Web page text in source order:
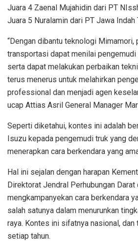
Juara 4 Zaenal Mujahidin dari PT
Juara 5 Nuralamin dari PT Jawa Indah
“Dengan dibantu teknologi Mimamori,
transportasi dapat menilai
serta dapat melakukan perbaikan
terus menerus untuk melahirkan
professional dan menjadi agen
ucap Attias Asril General Manager
Seperti diketahui, kontes ini adalah
Isuzu kepada pengemudi truk yang
menerapkan cara berkendara yang
Hal ini sejalan dengan harapan
Direktorat Jendral Perhubungan Darat
mengkampanyekan cara berkendara
salah satunya dalam menurunkan
raya. Kontes ini sifatnya nasional, dan
setiap tahun.